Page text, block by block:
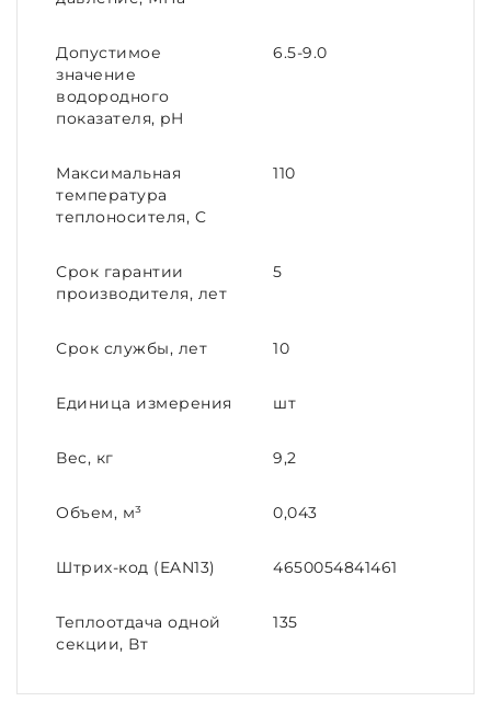
Допустимое
значение
водородного
показателя, pH
6.5-9.0
Максимальная
температура
теплоносителя, C
110
Срок гарантии
производителя, лет
5
Срок службы, лет 10
Единица измерения шт
Вес, кг 9,2
Объем, м³ 0,043
Штрих-код (EAN13) 4650054841461
Теплоотдача одной
секции, Вт
135